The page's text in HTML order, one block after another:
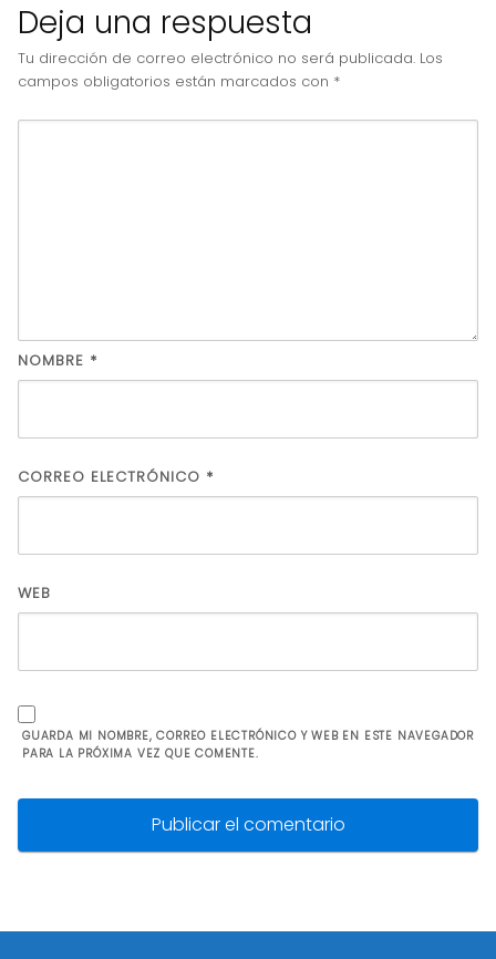
Deja una respuesta
Tu dirección de correo electrónico no será publicada. Los
campos obligatorios están marcados con *
NOMBRE *
CORREO ELECTRÓNICO *
WEB
GUARDA MI NOMBRE, CORREO ELECTRÓNICO Y WEB EN ESTE NAVEGADOR
PARA LA PRÓXIMA VEZ QUE COMENTE.